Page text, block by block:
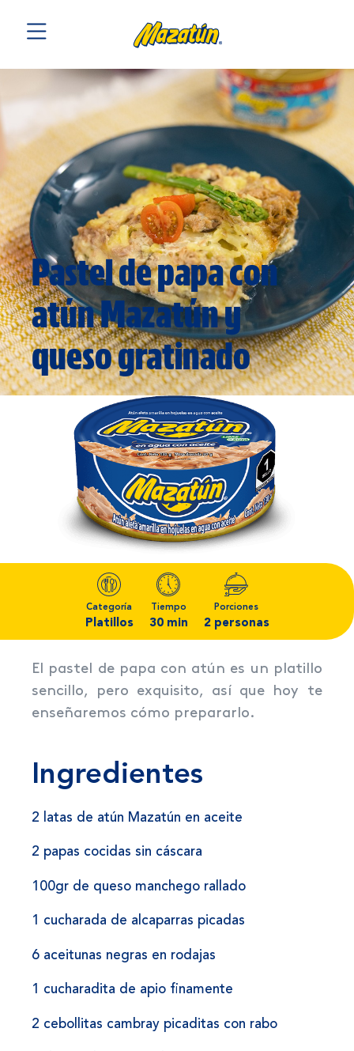
Pastel de papa con
atún Mazatún y
queso gratinado
Categoría
Platillos
Tiempo
30 min
Porciones
2 personas
El pastel de papa con atún es un platillo
sencillo, pero exquisito, así que hoy te
enseñaremos cómo prepararlo.
Ingredientes
2 latas de atún Mazatún en aceite
2 papas cocidas sin cáscara
100gr de queso manchego rallado
1 cucharada de alcaparras picadas
6 aceitunas negras en rodajas
1 cucharadita de apio finamente
2 cebollitas cambray picaditas con rabo